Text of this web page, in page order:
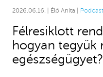
2026.06.16. | Élő Anita | Podcast
Félresiklott
hogyan tegyük
egészségügyet?